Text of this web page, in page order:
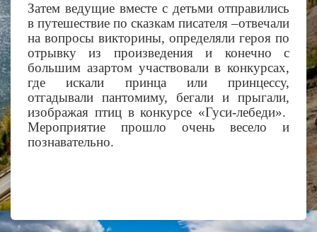
Затем ведущие вместе с детьми отправились
в путешествие по сказкам писателя –отвечали
на вопросы викторины, определяли героя по
отрывку из произведения и конечно с
большим азартом участвовали в конкурсах,
где искали принца или принцессу,
отгадывали пантомиму, бегали и прыгали,
изображая птиц в конкурсе «Гуси-лебеди».
Мероприятие прошло очень весело и
познавательно.